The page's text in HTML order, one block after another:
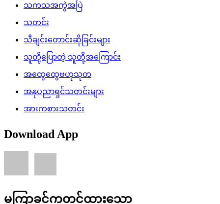
သကသအကွဲအပြဲ
သတင်း
သီချင်းတောင်းဆိုခြင်းများ
သူတို့ပြောတဲ့ သူတို့အကြောင်း
အထွေထွေဗဟုသုတ
အနုပညာရှင်သတင်းများ
အားကစားသတင်း
Download App
မကြာခင်ကတင်ထားသော